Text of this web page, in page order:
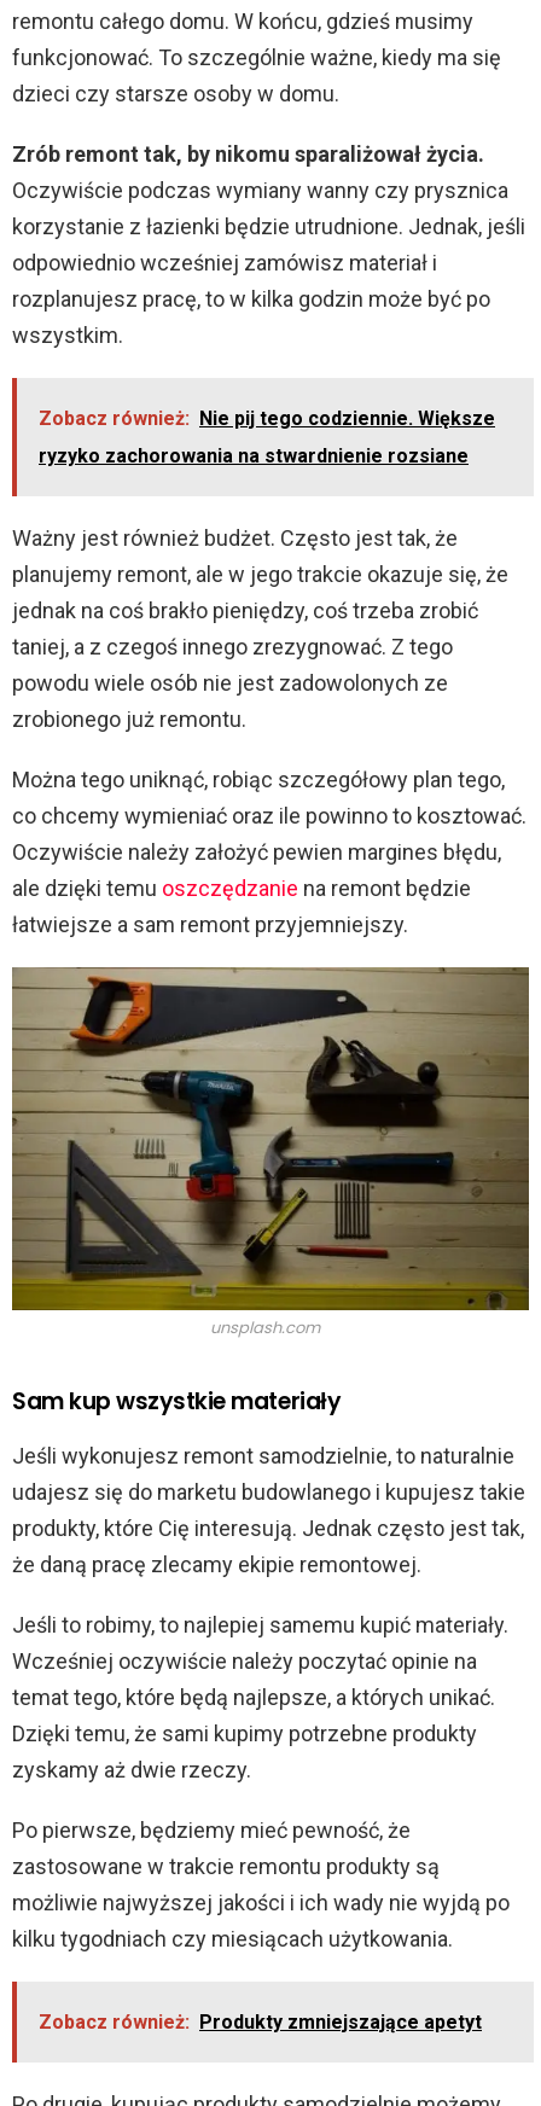
remontu całego domu. W końcu, gdzieś musimy
funkcjonować. To szczególnie ważne, kiedy ma się
dzieci czy starsze osoby w domu.
Zrób remont tak, by nikomu sparaliżował życia.
Oczywiście podczas wymiany wanny czy prysznica
korzystanie z łazienki będzie utrudnione. Jednak, jeśli
odpowiednio wcześniej zamówisz materiał i
rozplanujesz pracę, to w kilka godzin może być po
wszystkim.
Zobacz również: Nie pij tego codziennie. Większe
ryzyko zachorowania na stwardnienie rozsiane
Ważny jest również budżet. Często jest tak, że
planujemy remont, ale w jego trakcie okazuje się, że
jednak na coś brakło pieniędzy, coś trzeba zrobić
taniej, a z czegoś innego zrezygnować. Z tego
powodu wiele osób nie jest zadowolonych ze
zrobionego już remontu.
Można tego uniknąć, robiąc szczegółowy plan tego,
co chcemy wymieniać oraz ile powinno to kosztować.
Oczywiście należy założyć pewien margines błędu,
ale dzięki temu oszczędzanie na remont będzie
łatwiejsze a sam remont przyjemniejszy.
unsplash.com
Sam kup wszystkie materiały
Jeśli wykonujesz remont samodzielnie, to naturalnie
udajesz się do marketu budowlanego i kupujesz takie
produkty, które Cię interesują. Jednak często jest tak,
że daną pracę zlecamy ekipie remontowej.
Jeśli to robimy, to najlepiej samemu kupić materiały.
Wcześniej oczywiście należy poczytać opinie na
temat tego, które będą najlepsze, a których unikać.
Dzięki temu, że sami kupimy potrzebne produkty
zyskamy aż dwie rzeczy.
Po pierwsze, będziemy mieć pewność, że
zastosowane w trakcie remontu produkty są
możliwie najwyższej jakości i ich wady nie wyjdą po
kilku tygodniach czy miesiącach użytkowania.
Zobacz również: Produkty zmniejszające apetyt